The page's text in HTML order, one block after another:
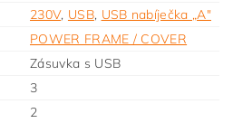
230V, USB, USB nabíječka „A"
POWER FRAME / COVER
Zásuvka s USB
3
2